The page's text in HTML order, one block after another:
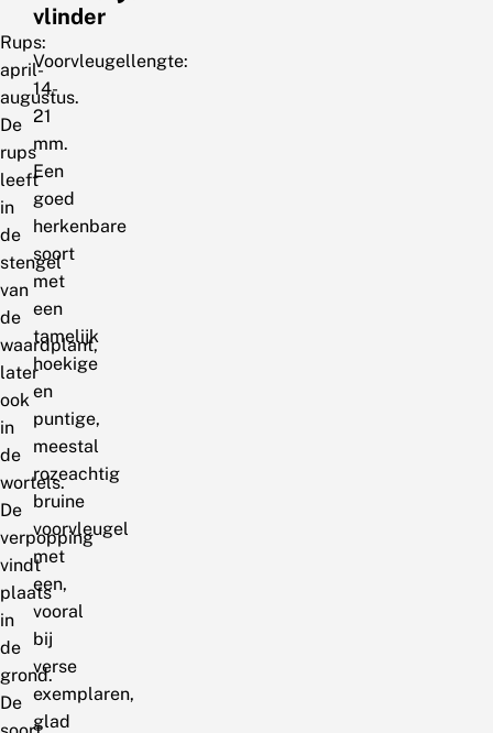
Rups:
april-
augustus.
De
rups
leeft
in
de
stengel
van
de
waardplant,
later
ook
in
de
wortels.
De
verpopping
vindt
plaats
in
de
grond.
De
vlinder
Voorvleugellengte:
14-
21
mm.
Een
goed
herkenbare
soort
met
een
tamelijk
hoekige
en
puntige,
meestal
rozeachtig
bruine
voorvleugel
met
een,
vooral
bij
verse
exemplaren,
glad